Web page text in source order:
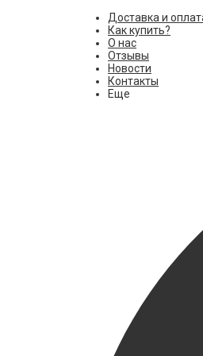
Доставка и
Как купить?
О нас
Отзывы
Новости
Контакты
Еще